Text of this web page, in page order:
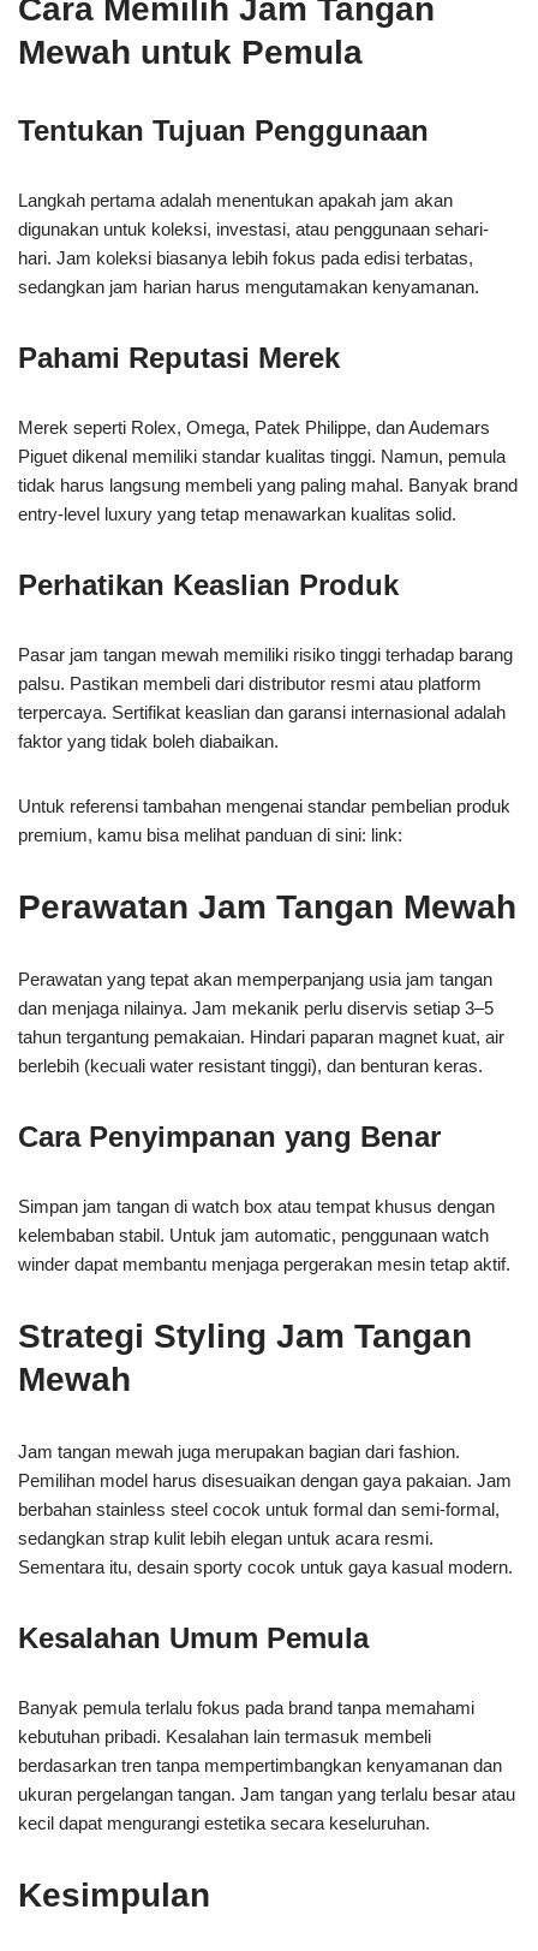
Cara Memilih Jam Tangan
Mewah untuk Pemula
Tentukan Tujuan Penggunaan
Langkah pertama adalah menentukan apakah jam akan
digunakan untuk koleksi, investasi, atau penggunaan sehari-
hari. Jam koleksi biasanya lebih fokus pada edisi terbatas,
sedangkan jam harian harus mengutamakan kenyamanan.
Pahami Reputasi Merek
Merek seperti Rolex, Omega, Patek Philippe, dan Audemars
Piguet dikenal memiliki standar kualitas tinggi. Namun, pemula
tidak harus langsung membeli yang paling mahal. Banyak brand
entry-level luxury yang tetap menawarkan kualitas solid.
Perhatikan Keaslian Produk
Pasar jam tangan mewah memiliki risiko tinggi terhadap barang
palsu. Pastikan membeli dari distributor resmi atau platform
terpercaya. Sertifikat keaslian dan garansi internasional adalah
faktor yang tidak boleh diabaikan.
Untuk referensi tambahan mengenai standar pembelian produk
premium, kamu bisa melihat panduan di sini: link:
Perawatan Jam Tangan Mewah
Perawatan yang tepat akan memperpanjang usia jam tangan
dan menjaga nilainya. Jam mekanik perlu diservis setiap 3–5
tahun tergantung pemakaian. Hindari paparan magnet kuat, air
berlebih (kecuali water resistant tinggi), dan benturan keras.
Cara Penyimpanan yang Benar
Simpan jam tangan di watch box atau tempat khusus dengan
kelembaban stabil. Untuk jam automatic, penggunaan watch
winder dapat membantu menjaga pergerakan mesin tetap aktif.
Strategi Styling Jam Tangan
Mewah
Jam tangan mewah juga merupakan bagian dari fashion.
Pemilihan model harus disesuaikan dengan gaya pakaian. Jam
berbahan stainless steel cocok untuk formal dan semi-formal,
sedangkan strap kulit lebih elegan untuk acara resmi.
Sementara itu, desain sporty cocok untuk gaya kasual modern.
Kesalahan Umum Pemula
Banyak pemula terlalu fokus pada brand tanpa memahami
kebutuhan pribadi. Kesalahan lain termasuk membeli
berdasarkan tren tanpa mempertimbangkan kenyamanan dan
ukuran pergelangan tangan. Jam tangan yang terlalu besar atau
kecil dapat mengurangi estetika secara keseluruhan.
Kesimpulan